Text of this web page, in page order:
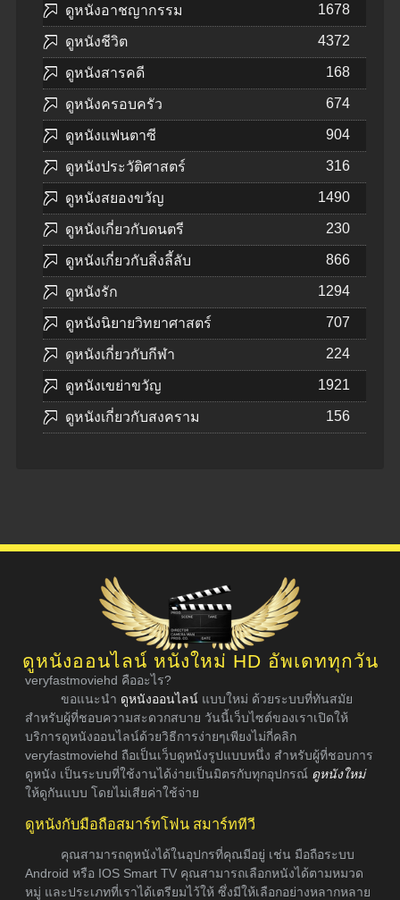
ดูหนังอาชญากรรม 1678
ดูหนังชีวิต 4372
ดูหนังสารคดี 168
ดูหนังครอบครัว 674
ดูหนังแฟนตาซี 904
ดูหนังประวัติศาสตร์ 316
ดูหนังสยองขวัญ 1490
ดูหนังเกี่ยวกับดนตรี 230
ดูหนังเกี่ยวกับสิ่งลี้ลับ 866
ดูหนังรัก 1294
ดูหนังนิยายวิทยาศาสตร์ 707
ดูหนังเกี่ยวกับกีฬา 224
ดูหนังเขย่าขวัญ 1921
ดูหนังเกี่ยวกับสงคราม 156
ดูหนังออนไลน์ หนังใหม่ HD อัพเดททุกวัน
veryfastmoviehd คืออะไร?
ขอแนะนำ ดูหนังออนไลน์ แบบใหม่ ด้วยระบบที่ทันสมัย
สำหรับผู้ที่ชอบความสะดวกสบาย วันนี้เว็บไซต์ของเราเปิดให้
บริการดูหนังออนไลน์ด้วยวิธีการง่ายๆเพียงไม่กี่คลิก
veryfastmoviehd ถือเป็นเว็บดูหนังรูปแบบหนึ่ง สำหรับผู้ที่ชอบการ
ดูหนัง เป็นระบบที่ใช้งานได้ง่ายเป็นมิตรกับทุกอุปกรณ์ ดูหนังใหม่
ให้ดูกันแบบ โดยไม่เสียค่าใช้จ่าย
ดูหนังกับมือถือสมาร์ทโฟน สมาร์ททีวี
คุณสามารถดูหนังได้ในอุปกรที่คุณมีอยู่ เช่น มือถือระบบ
Android หรือ IOS Smart TV คุณสามารถเลือกหนังได้ตามหมวด
หมู่ และประเภทที่เราได้เตรียมไว้ให้ ซึ่งมีให้เลือกอย่างหลากหลาย